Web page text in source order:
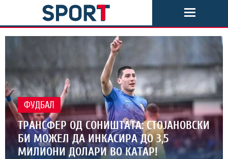
ФУДБАЛ
ТРАНСФЕР ОД СОНИШТАТА: СТОЈАНОВСКИ
БИ МОЖЕЛ ДА ИНКАСИРА ДО 3,5
МИЛИОНИ ДОЛАРИ ВО КАТАР!